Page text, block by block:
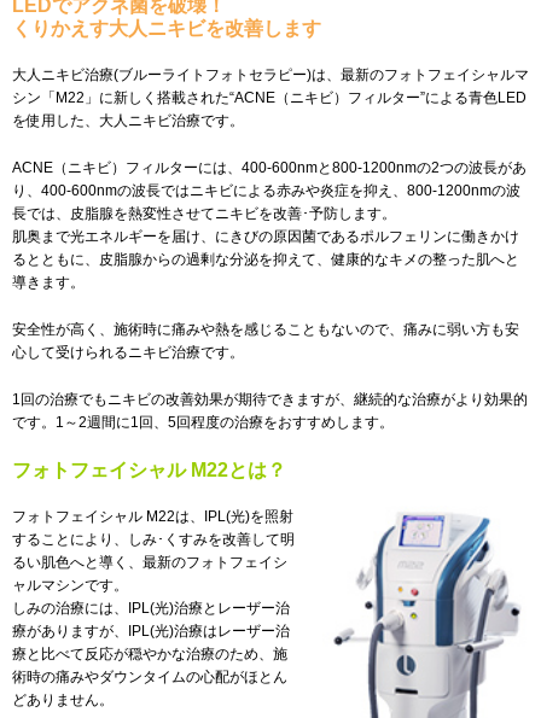
LEDでアクネ菌を破壊！
くりかえす大人ニキビを改善します
大人ニキビ治療(ブルーライトフォトセラピー)は、最新のフォトフェイシャルマ
シン「M22」に新しく搭載された“ACNE（ニキビ）フィルター”による青色LED
を使用した、大人ニキビ治療です。
ACNE（ニキビ）フィルターには、400-600nmと800-1200nmの2つの波長があ
り、400-600nmの波長ではニキビによる赤みや炎症を抑え、800-1200nmの波
長では、皮脂腺を熱変性させてニキビを改善･予防します。
肌奥まで光エネルギーを届け、にきびの原因菌であるポルフェリンに働きかけ
るとともに、皮脂腺からの過剰な分泌を抑えて、健康的なキメの整った肌へと
導きます。
安全性が高く、施術時に痛みや熱を感じることもないので、痛みに弱い方も安
心して受けられるニキビ治療です。
1回の治療でもニキビの改善効果が期待できますが、継続的な治療がより効果的
です。1～2週間に1回、5回程度の治療をおすすめします。
フォトフェイシャル M22とは？
フォトフェイシャル M22は、IPL(光)を照射
することにより、しみ･くすみを改善して明
るい肌色へと導く、最新のフォトフェイシ
ャルマシンです。
しみの治療には、IPL(光)治療とレーザー治
療がありますが、IPL(光)治療はレーザー治
療と比べて反応が穏やかな治療のため、施
術時の痛みやダウンタイムの心配がほとん
どありません。